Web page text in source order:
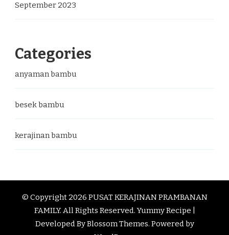
September 2023
Categories
anyaman bambu
besek bambu
kerajinan bambu
© Copyright 2026 PUSAT KERAJINAN PRAMBANAN
FAMILY. All Rights Reserved.Yummy Recipe |
Developed ByBlossom Themes. Powered by